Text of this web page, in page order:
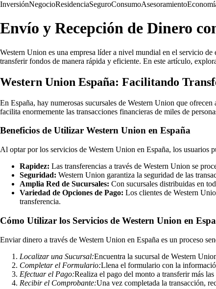
InversiónNegocioResidenciaSeguroConsumoAsesoramiento
Envío y Recepción de Dinero
Western Union es una empresa líder a nivel mundial en el servicio
transferir fondos de manera rápida y eficiente. En este artículo,
Western Union España: Facilitando
En España, hay numerosas sucursales de Western Union que
facilita enormemente las transacciones financieras de miles de
Beneficios de Utilizar Western Union en España
Al optar por los servicios de Western Union en España, los usuarios
Rapidez: Las transferencias a través de Western Union se
Seguridad: Western Union garantiza la seguridad de las
Amplia Red de Sucursales: Con sucursales distribuidas en
Variedad de Opciones de Pago: Los clientes de Western
transferencia.
Cómo Utilizar los Servicios de Western Union en
Enviar dinero a través de Western Union en España es un proceso
Localizar una Sucursal:Encuentra la sucursal de Western
Completar el Formulario:Llena el formulario con la
Efectuar el Pago:Realiza el pago del monto a transferir más
Recibir el Comprobante:Una vez completada la transacción,